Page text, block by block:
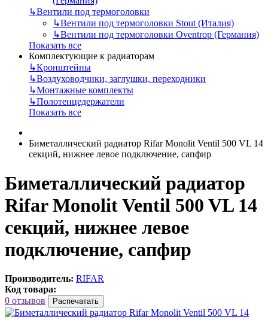
↳Вентили под термоголовки
↳Вентили под термоголовки Stout (Италия)
↳Вентили под термоголовки Oventrop (Германия)
Показать все
Комплектующие к радиаторам
↳Кронштейны
↳Воздуховодчики, заглушки, переходники
↳Монтажные комплекты
↳Полотенцедержатели
Показать все
Биметаллический радиатор Rifar Monolit Ventil 500 VL 14
секций, нижнее левое подключение, сапфир
Биметаллический радиатор
Rifar Monolit Ventil 500 VL 14
секций, нижнее левое
подключение, сапфир
Производитель: RIFAR
Код товара:
0 отзывов
Распечатать